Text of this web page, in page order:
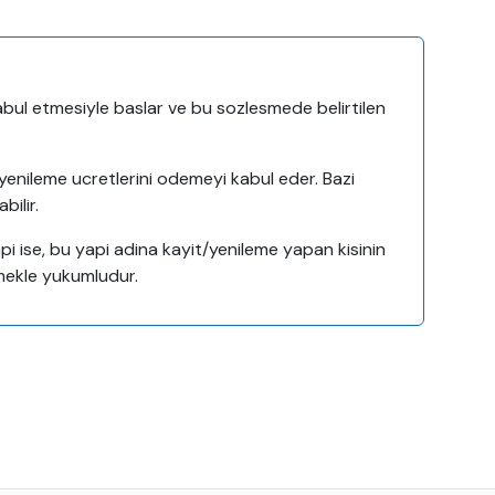
etmesiyle baslar ve bu sozlesmede belirtilen
ucretlerini odemeyi kabul eder. Bazi
ise, bu yapi adina kayit/yenileme yapan kisinin
yukumludur.